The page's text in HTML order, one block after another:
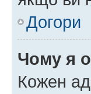
Догори
Чому я
Кожен